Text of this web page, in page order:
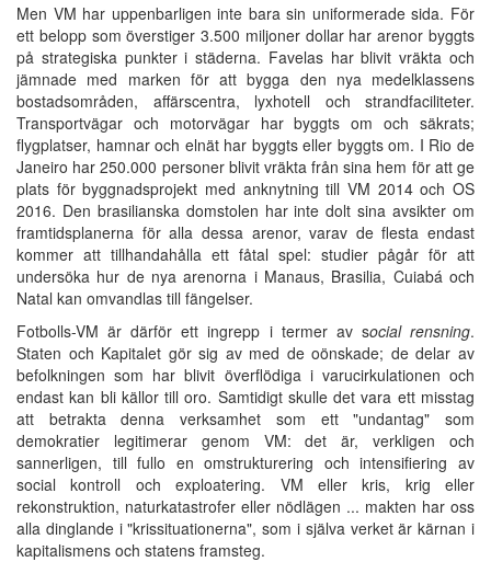
Men VM har uppenbarligen inte bara sin uniformerade sida. För
ett belopp som överstiger 3.500 miljoner dollar har arenor byggts
på strategiska punkter i städerna. Favelas har blivit vräkta och
jämnade med marken för att bygga den nya medelklassens
bostadsområden, affärscentra, lyxhotell och strandfaciliteter.
Transportvägar och motorvägar har byggts om och säkrats;
flygplatser, hamnar och elnät har byggts eller byggts om. I Rio de
Janeiro har 250.000 personer blivit vräkta från sina hem för att ge
plats för byggnadsprojekt med anknytning till VM 2014 och OS
2016. Den brasilianska domstolen har inte dolt sina avsikter om
framtidsplanerna för alla dessa arenor, varav de flesta endast
kommer att tillhandahålla ett fåtal spel: studier pågår för att
undersöka hur de nya arenorna i Manaus, Brasilia, Cuiabá och
Natal kan omvandlas till fängelser.
Fotbolls-VM är därför ett ingrepp i termer av social rensning.
Staten och Kapitalet gör sig av med de oönskade; de delar av
befolkningen som har blivit överflödiga i varucirkulationen och
endast kan bli källor till oro. Samtidigt skulle det vara ett misstag
att betrakta denna verksamhet som ett "undantag" som
demokratier legitimerar genom VM: det är, verkligen och
sannerligen, till fullo en omstrukturering och intensifiering av
social kontroll och exploatering. VM eller kris, krig eller
rekonstruktion, naturkatastrofer eller nödlägen ... makten har oss
alla dinglande i "krissituationerna", som i själva verket är kärnan i
kapitalismens och statens framsteg.